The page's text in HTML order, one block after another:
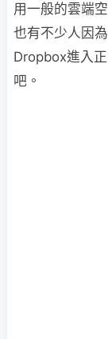
用一般的雲端
也有不少人因
Dropbox進入
吧。